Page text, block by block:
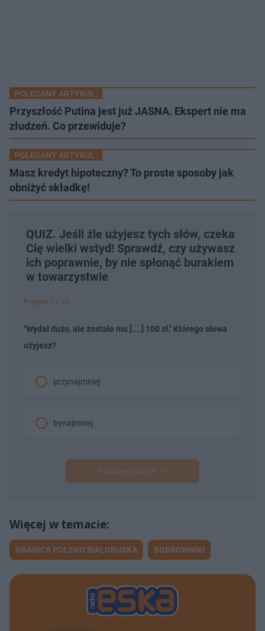
POLECANY ARTYKUŁ:
Przyszłość Putina jest już JASNA. Ekspert nie ma
złudzeń. Co przewiduje?
POLECANY ARTYKUŁ:
Masz kredyt hipoteczny? To proste sposoby jak
obniżyć składkę!
QUIZ. Jeśli źle użyjesz tych słów, czeka
Cię wielki wstyd! Sprawdź, czy używasz
ich poprawnie, by nie spłonąć burakiem
w towarzystwie
Pytanie 1 z 10
"Wydał dużo, ale zostało mu [....] 100 zł." Którego słowa
użyjesz?
przynajmniej
bynajmniej
Następne pytanie
GRANICA POLSKO BIAŁORUSKA BOBROWNIKI